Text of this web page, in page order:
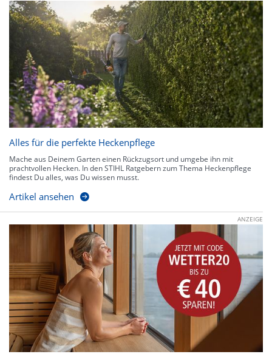
Alles für die perfekte Heckenpflege
Mache aus Deinem Garten einen Rückzugsort und umgebe ihn mit
prachtvollen Hecken. In den STIHL Ratgebern zum Thema Heckenpflege
findest Du alles, was Du wissen musst.
Artikel ansehen
ANZEIGE